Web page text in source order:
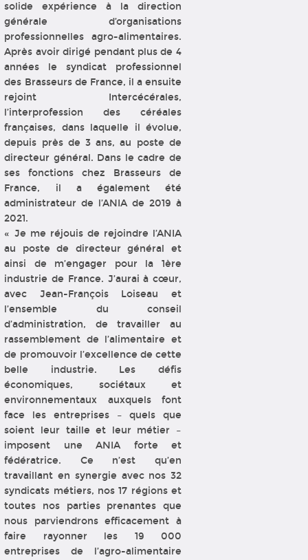
solide expérience à la direction
générale d’organisations
professionnelles agro-alimentaires.
Après avoir dirigé pendant plus de 4
années le syndicat professionnel
des Brasseurs de France, il a ensuite
rejoint Intercécérales,
l’interprofession des céréales
françaises, dans laquelle il évolue,
depuis près de 3 ans, au poste de
directeur général. Dans le cadre de
ses fonctions chez Brasseurs de
France, il a également été
administrateur de l’ANIA de 2019 à
2021.
« Je me réjouis de rejoindre l’ANIA
au poste de directeur général et
ainsi de m’engager pour la 1ère
industrie de France. J’aurai à cœur,
avec Jean-François Loiseau et
l’ensemble du conseil
d’administration, de travailler au
rassemblement de l’alimentaire et
de promouvoir l’excellence de cette
belle industrie. Les défis
économiques, sociétaux et
environnementaux auxquels font
face les entreprises – quels que
soient leur taille et leur métier –
imposent une ANIA forte et
fédératrice. Ce n’est qu’en
travaillant en synergie avec nos 32
syndicats métiers, nos 17 régions et
toutes nos parties prenantes que
nous parviendrons efficacement à
faire rayonner les 19 000
entreprises de l’agro-alimentaire